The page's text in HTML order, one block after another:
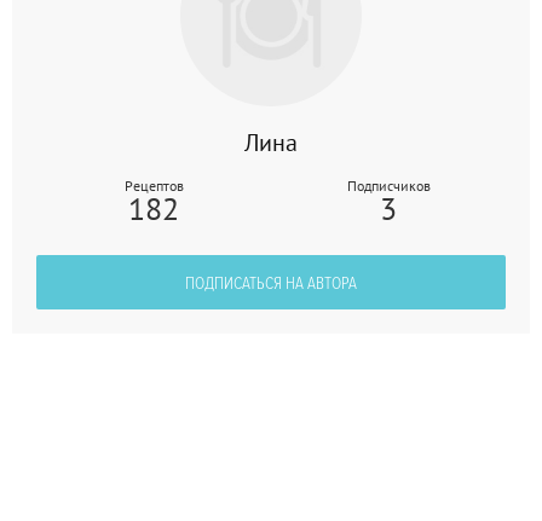
Лина
Рецептов
182
Подписчиков
3
ПОДПИСАТЬСЯ НА АВТОРА